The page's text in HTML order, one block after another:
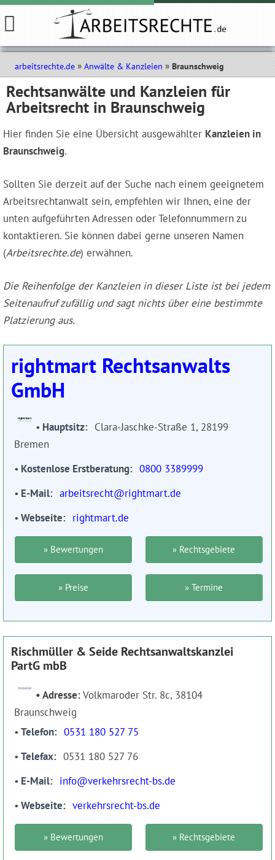
arbeitsrechte.de Anwälte & Kanzleien Braunschweig
Rechtsanwälte und Kanzleien für
Arbeitsrecht in Braunschweig
Hier finden Sie eine Übersicht ausgewählter Kanzleien in
Braunschweig.
Sollten Sie derzeit auf der Suche nach einem geeignetem
Arbeitsrechtanwalt sein, empfehlen wir Ihnen, eine der
unten aufgeführten Adressen oder Telefonnummern zu
kontaktieren. Sie können dabei gerne unseren Namen
(Arbeitsrechte.de) erwähnen.
Die Reihenfolge der Kanzleien in dieser Liste ist bei jedem
Seitenaufruf zufällig und sagt nichts über eine bestimmte
Platzierung aus.
rightmart Rechtsanwalts
GmbH
Hauptsitz
Clara-Jaschke-Straße 1, 28199
Bremen
Kostenlose Erstberatung
0800 3389999
E-Mail
arbeitsrecht@rightmart.de
Webseite
rightmart.de
» Bewertungen » Rechtsgebiete
» Preise » Termine
Rischmüller & Seide Rechtsanwaltskanzlei
PartG mbB
Adresse:Volkmaroder Str. 8c, 38104
Braunschweig
Telefon
0531 180 527 75
Telefax
0531 180 527 76
E-Mail
info@verkehrsrecht-bs.de
Webseite
verkehrsrecht-bs.de
» Bewertungen » Rechtsgebiete